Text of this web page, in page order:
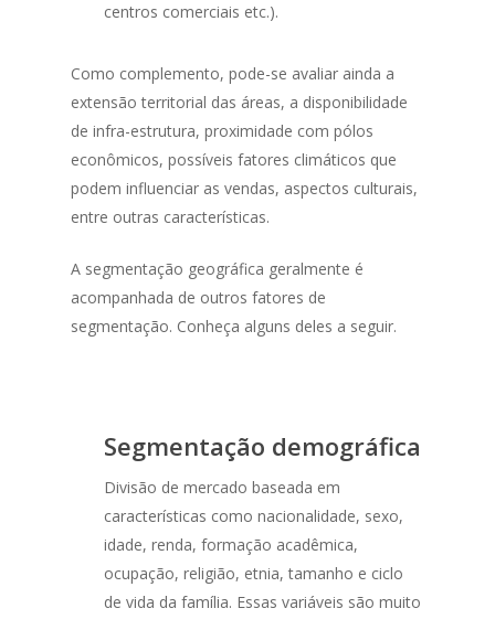
centros comerciais etc.).
Como complemento, pode-se avaliar ainda a
extensão territorial das áreas, a disponibilidade
de infra-estrutura, proximidade com pólos
econômicos, possíveis fatores climáticos que
podem influenciar as vendas, aspectos culturais,
entre outras características.
A segmentação geográfica geralmente é
acompanhada de outros fatores de
segmentação. Conheça alguns deles a seguir.
Segmentação demográfica
Divisão de mercado baseada em
características como nacionalidade, sexo,
idade, renda, formação acadêmica,
ocupação, religião, etnia, tamanho e ciclo
de vida da família. Essas variáveis são muito